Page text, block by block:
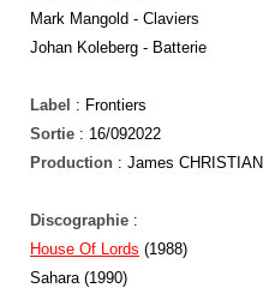
Mark Mangold - Claviers
Johan Koleberg - Batterie
Label : Frontiers
Sortie : 16/092022
Production : James CHRISTIAN
Discographie :
House Of Lords (1988)
Sahara (1990)